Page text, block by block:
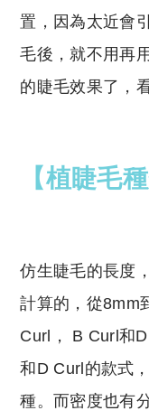
置，因為太近會
毛後，就不用再
的睫毛效果了，
【植睫毛種
仿生睫毛的長度
計算的，從8mm
Curl， B Curl和
和D Curl的款式
種。而密度也有